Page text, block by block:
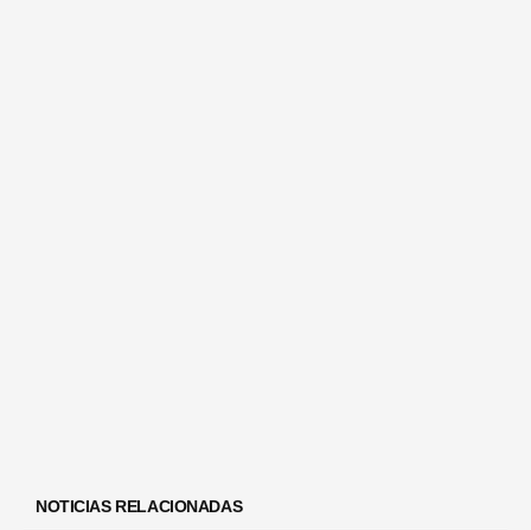
NOTICIAS RELACIONADAS